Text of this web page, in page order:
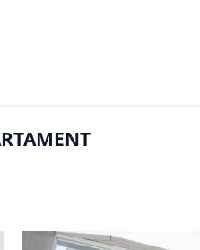
Lovitură pentru
apartament. Nicușor